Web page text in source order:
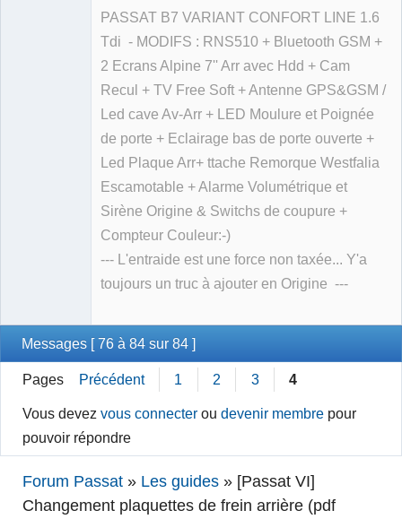
PASSAT B7 VARIANT CONFORT LINE 1.6
Tdi - MODIFS : RNS510 + Bluetooth GSM +
2 Ecrans Alpine 7'' Arr avec Hdd + Cam
Recul + TV Free Soft + Antenne GPS&GSM /
Led cave Av-Arr + LED Moulure et Poignée
de porte + Eclairage bas de porte ouverte +
Led Plaque Arr+ ttache Remorque Westfalia
Escamotable + Alarme Volumétrique et
Sirène Origine & Switchs de coupure +
Compteur Couleur:-)
--- L'entraide est une force non taxée... Y'a
toujours un truc à ajouter en Origine ---
Messages [ 76 à 84 sur 84 ]
Pages Précédent 1 2 3 4
Vous devezvous connecter oudevenir membre pour
pouvoir répondre
Forum Passat » Les guides » [Passat VI]
Changement plaquettes de frein arrière (pdf